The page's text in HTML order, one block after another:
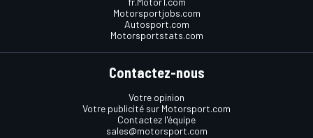
Motorsportjobs.com
Autosport.com
Motorsportstats.com
Contactez-nous
Votre opinion
Votre publicité sur Motorsport.com
Contactez l'équipe
sales@motorsport.com